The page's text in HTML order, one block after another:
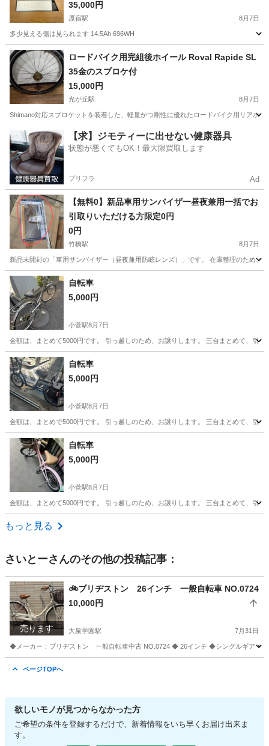
35,000円
原宿駅 8月7日
多少見える傷は見られます 14.5Ah 696WH
東京 渋谷区 原宿駅 電動アシスト自転車
ロードバイク用完組後ホイール Roval Rapide SL
35金のスプロケ付
15,000円
光が丘駅 8月7日
Shimano対応スプロケットを装着した、軽量かつ剛性に優れたロードバイク用リアホ
東京 練馬区 光が丘駅 ロードバイク ホイール
【求】ジモティーに出せない健康器具
状態が悪くてもOK！最大限買取します
プリフラ Ad
【無料0】新品車用サンバイザ一昼夜兼用一括でお
引取りいただける方限定0円
0円
竹橋駅 8月7日
新品未開封の「車用サンバイザー（昼夜兼用防眩レンズ）」です。 在庫整理のため
東京 千代田区 竹橋駅
自転車
5,000円
小菅駅8月7日
金額は、まとめて5000円です。 引っ越しのため、お譲りします。 三台まとめて、引
東京 足立区 小菅駅
自転車
5,000円
小菅駅8月7日
金額は、まとめで5000円です。 引っ越しのため、お譲りします。 三台まとめて、引
東京 足立区 小菅駅
自転車
5,000円
小菅駅8月7日
金額は、まとめて5000円です。 引っ越しのため、お譲りします。 三台まとめて、引
東京 足立区
もっと見る
さいとーさんのその他の投稿記事：
売ります
🚲ブリヂストン 26インチ 一般自転車 NO.0724
10,000円
大泉学園駅 7月31日
◆メーカー：ブリヂストン 一般自転車中古 NO.0724 ◆ 26インチ ◆シングルギア ◆譲
ページTOPへ
欲しいモノが見つからなかった方
ご希望の条件を登録するだけで、新着情報をいち早くお届け出来ま
す。